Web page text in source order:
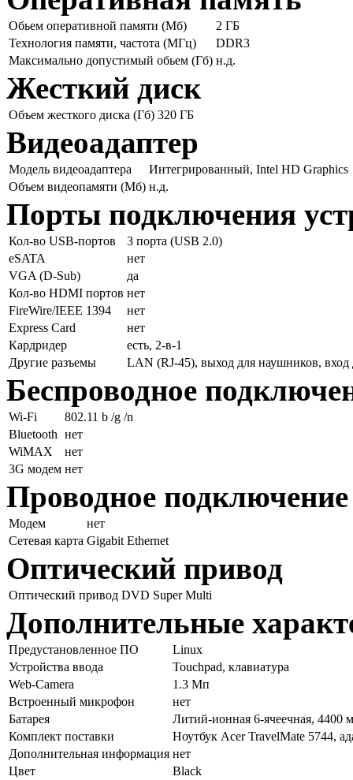
Обьем оперативной памяти (Мб)
2 ГБ
Технология памяти, частота (МГц)
DDR3
Максимально допустимый обьем (Гб) н.д.
Жесткий диск
Объем жесткого диска (Гб) 320 ГБ
Видеоадаптер
Модель видеоадаптера
Интегрированный, Intel HD Graphics
Объем видеопамяти (Мб) н.д.
Порты подключения
Кол-во USB-портов
3 порта (USB 2.0)
eSATA
нет
VGA (D-Sub)
да
Кол-во HDMI портов нет
FireWire/IEEE 1394
нет
Express Card
нет
Кардридер
есть, 2-в-1
Другие разъемы
LAN (RJ-45), выход для наушников,
Беспроводное
Wi-Fi
802.11 b /g /n
Bluetooth нет
WiMAX
нет
3G модем нет
Проводное подключение
Модем
нет
Сетевая карта Gigabit Ethernet
Оптический привод
Оптический привод DVD Super Multi
Дополнительные
Предустановленное ПО
Linux
Устройства ввода
Touchpad, клавиатура
Web-Camera
1.3 Мп
Встроенный микрофон
нет
Батарея
Литий-ионная 6-ячеечная, 4400
Комплект поставки
Ноутбук Acer TravelMate 5744,
Дополнительная информация нет
Цвет
Black